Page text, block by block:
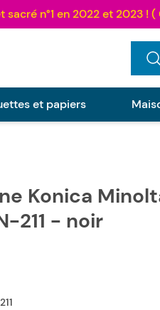
et papiers
Konica
211 - noir